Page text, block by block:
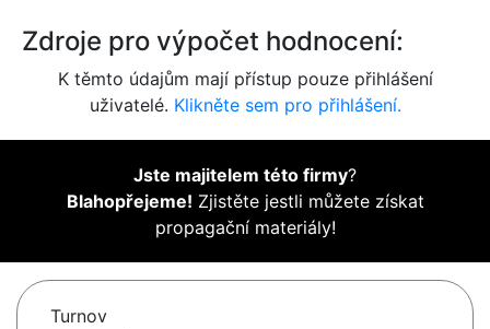
Zdroje pro výpočet hodnocení:
K těmto údajům mají přístup pouze přihlášení
uživatelé. Klikněte sem pro přihlášení.
Jste majitelem této firmy?
Blahopřejeme! Zjistěte jestli můžete získat
propagační materiály!
Turnov